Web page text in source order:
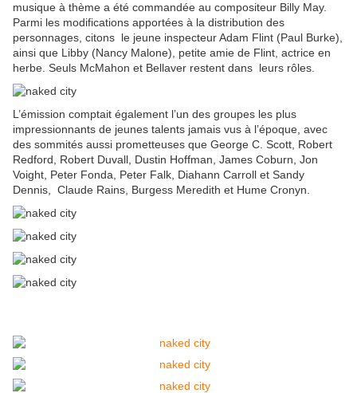
musique à thème a été commandée au compositeur Billy May.
Parmi les modifications apportées à la distribution des
personnages, citons le jeune inspecteur Adam Flint (Paul Burke),
ainsi que Libby (Nancy Malone), petite amie de Flint, actrice en
herbe. Seuls McMahon et Bellaver restent dans leurs rôles.
L’émission comptait également l’un des groupes les plus
impressionnants de jeunes talents jamais vus à l’époque, avec
des sommités aussi prometteuses que George C. Scott, Robert
Redford, Robert Duvall, Dustin Hoffman, James Coburn, Jon
Voight, Peter Fonda, Peter Falk, Diahann Carroll et Sandy
Dennis, Claude Rains, Burgess Meredith et Hume Cronyn.